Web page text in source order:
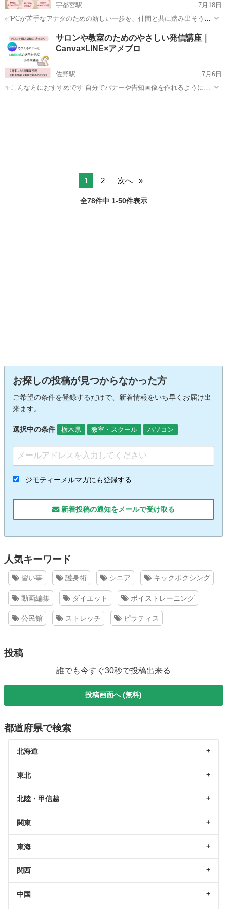
宇都宮駅
7月18日
✅PCが苦手なアナタのための新しい一歩を、仲間と共に踏み出そう！
「子どもが小学生になり、少し働けそうな時間ができた」 「親の介護
が始まる前に、今の働き方を見直したい」 「自宅で働くための情報は
色々あるけど、何を信...
宇都宮市 宇都宮駅 その他 講座
サロンや教室のためのやさしい発信講座｜
Canva×LINE×アメブロ
佐野駅
7月6日
✨こんな方におすすめです 自分でバナーや告知画像を作れるようにな
りたい LINE公式を作ったけど、使い方がわからない アメブロの見た
1 2 次へ
全78件中 1-50件表示
お探しの投稿が見つからなかった方
ご希望の条件を登録するだけで、新着情報をいち早くお届け出
来ます。
選択中の条件 栃木県 教室・スクール パソコン
ジモティーメルマガにも登録する
新着投稿の通知をメールで受け取る
人気キーワード
習い事 護身術 シニア キックボクシング
動画編集 ダイエット ボイストレーニング
公民館 ストレッチ ピラティス
投稿
誰でも今すぐ30秒で投稿出来る
投稿画面へ (無料)
都道府県で検索
北海道
東北
北陸・甲信越
関東
東海
関西
中国